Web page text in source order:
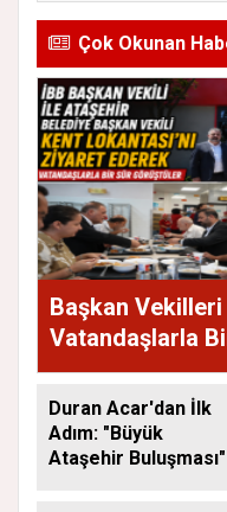
Çok Okunan
Başkan
Vatandaşlarla
Duran Acar'dan İlk
Adım: "Büyük
Ataşehir Buluşması"